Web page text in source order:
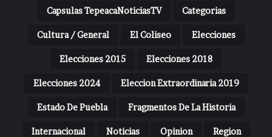
Capsulas TepeacaNoticiasTV Categorias
Cultura / General El Coliseo Elecciones
Elecciones 2015 Elecciones 2018
Elecciones 2024 Eleccion Extraordinaria 2019
Estado De Puebla Fragmentos De La Historia
Internacional Noticias Opinion Region